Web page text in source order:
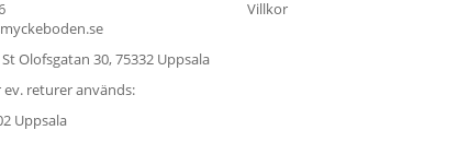
Olofsgatan 30, 75332 Uppsala
ev. returer används:
Uppsala
Villkor